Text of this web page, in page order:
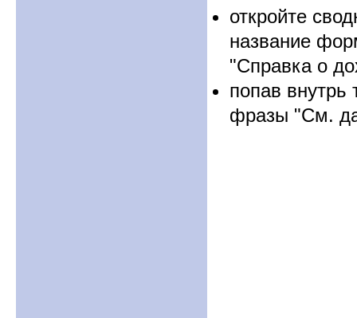
откройте
название
"Справка о
попав внутрь
фразы "См.